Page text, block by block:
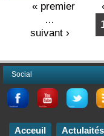
Pages« premier
…
suivant ›
Social
Acceuil Actulaités